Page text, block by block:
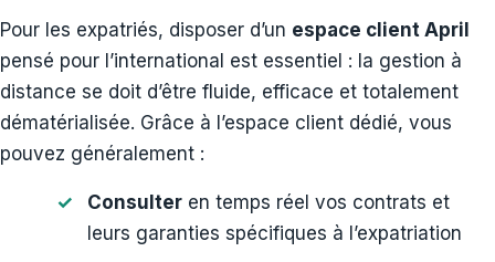
Pour les expatriés, disposer d’un espace client April
pensé pour l’international est essentiel : la gestion à
distance se doit d’être fluide, efficace et totalement
dématérialisée. Grâce à l’espace client dédié, vous
pouvez généralement :
Consulter en temps réel vos contrats et
leurs garanties spécifiques à l’expatriation